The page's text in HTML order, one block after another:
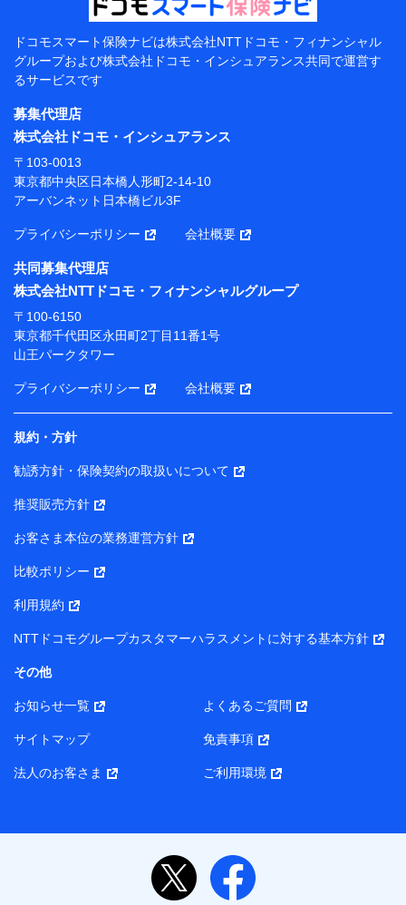
電子的・電磁的方法等
【共同して利用する者の範囲】
当社
株式会社NTTドコモ・フィナンシャルグループ
【利用目的】
当社または株式会社NTTドコモ・フィナンシャルグルー
プが提供する保険関連サービスにおけるユーザー登録受
付および管理のため
当社または株式会社NTTドコモ・フィナンシャルグルー
携会社の保険その他に関する情報を提供するため、また
維持管理等の委託業務遂行のため、またそれらに付帯、
関連する当社または株式会社NTTドコモ・フィナンシャ
ルグループおよび提携会社のサービスを案内、提供する
ため
（各サービスで取得したサービス利用履歴、ウェブサイ
トの閲覧履歴、購買履歴、ご契約内容等のパーソナルデ
ータを分析して、お客さまの趣味・嗜好・傾向に応じた
サービス・商品等に関するご提案や広告の配信等を行う
ことがあります。）
各種セミナーの開催のため
コンサルティングサービスの実施のため
アンケートやキャンペーン等の実施のため
上記に係る案内・手続き・管理等付帯業務を行うため
所・代表者名】
り）
株式会社NTTドコモ・フィナンシャルグループ 代表取締役
社長 廣井 孝史
東京都中央区日本橋人形町2-14-10 アーバンネット日本橋
株式会社ドコモ・インシュアランス 代表取締役社長 吉
村 忠義
また当社は、オンライン面談による保険のご相談にあたっ
氏名、生年月日、住所、メールアドレス、電話番号、個
人の属性に関する情報、資料請求の情報（有無を含みま
ドコモスマート保険ナビは株式会社NTTドコモ・フィナンシャル
グループおよび株式会社ドコモ・インシュアランス共同で運営す
るサービスです
募集代理店
株式会社ドコモ・インシュアランス
〒103-0013
東京都中央区日本橋人形町2-14-10
アーバンネット日本橋ビル3F
プライバシーポリシー 会社概要
共同募集代理店
株式会社NTTドコモ・フィナンシャルグループ
〒100-6150
東京都千代田区永田町2丁目11番1号
山王パークタワー
プライバシーポリシー 会社概要
規約・方針
勧誘方針・保険契約の取扱いについて
推奨販売方針
お客さま本位の業務運営方針
比較ポリシー
利用規約
NTTドコモグループカスタマーハラスメントに対する基本方針
その他
お知らせ一覧 よくあるご質問
サイトマップ 免責事項
法人のお客さま ご利用環境